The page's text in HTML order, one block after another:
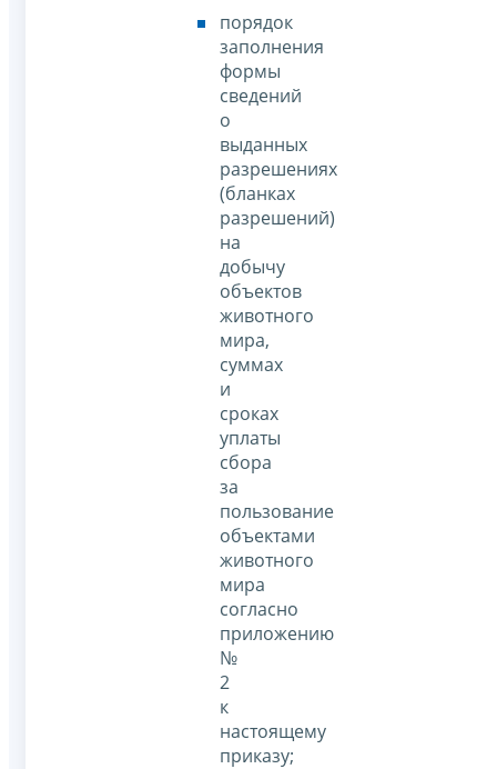
порядок
заполнения
формы
сведений
о
выданных
разрешениях
(бланках
разрешений)
на
добычу
объектов
животного
мира,
суммах
и
сроках
уплаты
сбора
за
пользование
объектами
животного
мира
согласно
приложению
№
2
к
настоящему
приказу;